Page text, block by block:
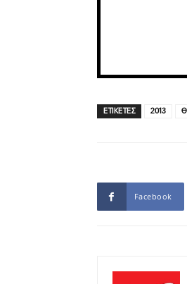
ΕΤΙΚΕΤΕΣ 2013
Facebook